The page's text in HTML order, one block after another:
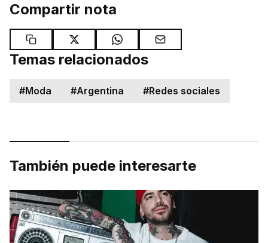
Compartir nota
Temas relacionados
#Moda #Argentina #Redes sociales
También puede interesarte